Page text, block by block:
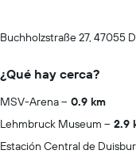
Buchholzstraße 27, 47055
¿Qué hay cerca?
MSV-Arena
0.9 km
Lehmbruck Museum
2.9
Estación Central de